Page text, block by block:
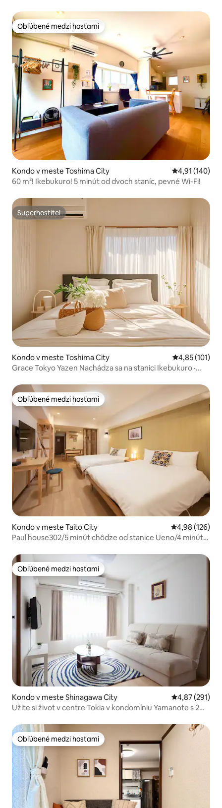
sušičkou 30m² 02
Obľúbené medzi hosťami
Obľúbené medzi hosťami
Kondo v meste Toshima City Priemerné
4,91 (140)
60 m²! Ikebukuro! 5 minút od dvoch staníc, pevné Wi-Fi!
Superhostiteľ
Superhostiteľ
Kondo v meste Toshima City Priemerné
4,85 (101)
Grace Tokyo Yazen Nachádza sa na stanici Ikebukuro ·
na cestovanie a služobné cesty
Obľúbené medzi hosťami
Obľúbené medzi hosťami
Kondo v meste Taito City Priemerné
4,98 (126)
Paul house302/5 minút chôdze od stanice Ueno/4 minúty
Narita/bezplatné vysokorýchlostné pripojenie na
internet/budova s výťahom/japonská, anglická a čínska
komunikácia
Obľúbené medzi hosťami
Obľúbené medzi hosťami
Kondo v meste Shinagawa City Priemerné
4,87 (291)
Užite si život v centre Tokia v kondomíniu Yamanote s 2
Obľúbené medzi hosťami
Obľúbené medzi hosťami